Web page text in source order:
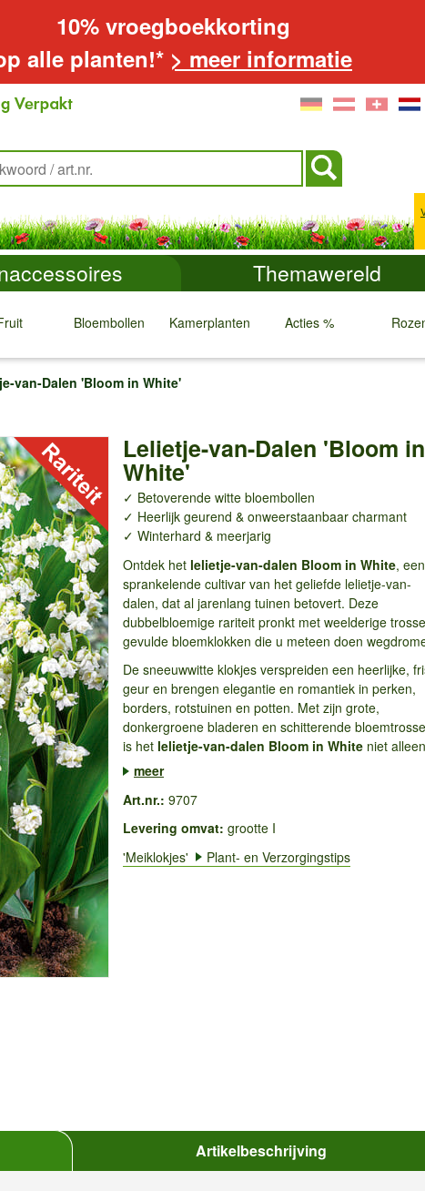
10% vroegboekkorting
alle planten!* > meer informatie
Themawereld
Bloembollen
↓
Kamerplanten
↓
Acties %
↓ ↓
van-Dalen 'Bloom in White'
Lelietje-van-Dalen 'Bloom in
White'
✓ Betoverende witte bloembollen
✓ Heerlijk geurend & onweerstaanbaar charmant
✓ Winterhard & meerjarig
Ontdek het lelietje-van-dalen Bloom in White, een
sprankelende cultivar van het geliefde lelietje-van-
dalen, dat al jarenlang tuinen betovert. Deze
dubbelbloemige rariteit pronkt met weelderige
gevulde bloemklokken die u meteen doen
De sneeuwwitte klokjes verspreiden een heerlijke,
geur en brengen elegantie en romantiek in perken,
borders, rotstuinen en potten. Met zijn grote,
donkergroene bladeren en schitterende
is het lelietje-van-dalen Bloom in Whiteniet
meer
Art.nr.: 9707
Levering omvat: grootte I
'Meiklokjes'
Plant- en Verzorgingstips
Artikelbeschrijving